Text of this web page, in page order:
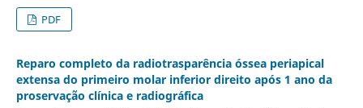
PDF
Reparo completo da radiotrasparência óssea periapical
extensa do primeiro molar inferior direito após 1 ano da
proservação clínica e radiográfica